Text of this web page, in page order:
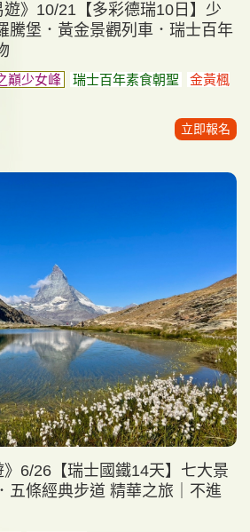
》10/21【多彩德瑞10日】少
騰堡．黃金景觀列車．瑞士百年
巔少女峰 瑞士百年素食朝聖
金黃楓
立即報名
6/26【瑞士國鐵14天】七大景
五條經典步道 精華之旅｜不進